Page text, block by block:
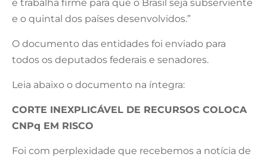
e trabalha firme para que o Brasil seja subserviente
e o quintal dos países desenvolvidos.”
O documento das entidades foi enviado para
todos os deputados federais e senadores.
Leia abaixo o documento na íntegra:
CORTE INEXPLICÁVEL DE RECURSOS COLOCA
CNPq EM RISCO
Foi com perplexidade que recebemos a notícia de